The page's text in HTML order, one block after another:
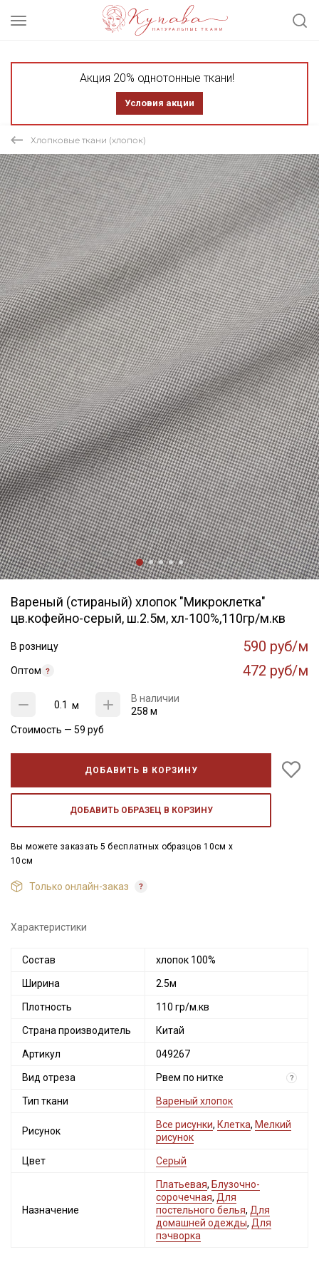
Акция 20% однотонные ткани!
Условия акции
Хлопковые ткани (хлопок)
Вареный (стираный) хлопок "Микроклетка"
цв.кофейно-серый, ш.2.5м, хл-100%,110гр/м.кв
В розницу 590 руб/м
Оптом 472 руб/м
м
В наличии
258 м
Стоимость — 59 руб
ДОБАВИТЬ В КОРЗИНУ
ДОБАВИТЬ ОБРАЗЕЦ В КОРЗИНУ
Вы можете заказать 5 бесплатных образцов 10см x
10см
Только онлайн-заказ
Характеристики
Состав хлопок 100%
Ширина 2.5м
Плотность 110 гр/м.кв
Страна производитель Китай
Артикул 049267
Вид отреза Рвем по нитке ?
Тип ткани Вареный хлопок
Рисунок
Все рисунки, Клетка, Мелкий
рисунок
Цвет Серый
Назначение
Платьевая, Блузочно-
сорочечная, Для
постельного белья, Для
домашней одежды, Для
пэчворка